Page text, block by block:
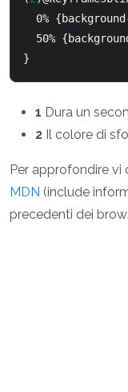
}
1 Dura un
2 Il colore di
Per approfondire vi
MDN (include
precedenti dei